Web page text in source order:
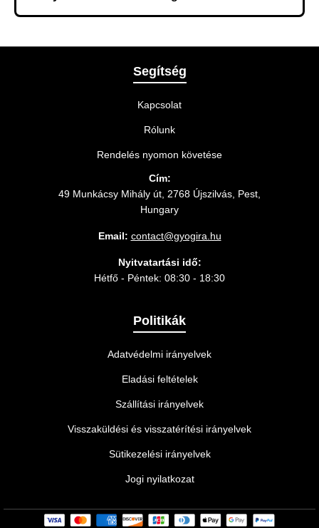
meg a rendelést.
legmegfelelőbb szállítási módot.
Segítség
Kapcsolat
Rólunk
Rendelés nyomon követése
Cím:
49 Munkácsy Mihály út, 2768 Újszilvás, Pest,
Hungary
Email: contact@gyogira.hu
Nyitvatartási idő:
Hétfő - Péntek: 08:30 - 18:30
Politikák
Adatvédelmi irányelvek
Eladási feltételek
Szállítási irányelvek
Visszaküldési és visszatérítési irányelvek
Sütikezelési irányelvek
Jogi nyilatkozat